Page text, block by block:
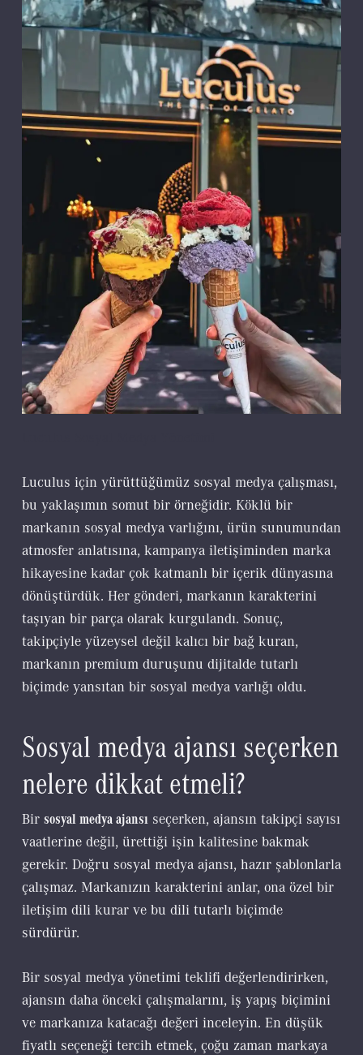
Luculus için yürüttüğümüz sosyal medya çalışması,
bu yaklaşımın somut bir örneğidir. Köklü bir
markanın sosyal medya varlığını, ürün sunumundan
atmosfer anlatısına, kampanya iletişiminden marka
hikayesine kadar çok katmanlı bir içerik dünyasına
dönüştürdük. Her gönderi, markanın karakterini
taşıyan bir parça olarak kurgulandı. Sonuç,
takipçiyle yüzeysel değil kalıcı bir bağ kuran,
markanın premium duruşunu dijitalde tutarlı
biçimde yansıtan bir sosyal medya varlığı oldu.
Sosyal medya ajansı seçerken
nelere dikkat etmeli?
Bir sosyal medya ajansıseçerken, ajansın takipçi sayısı
vaatlerine değil, ürettiği işin kalitesine bakmak
gerekir. Doğru sosyal medya ajansı, hazır şablonlarla
çalışmaz. Markanızın karakterini anlar, ona özel bir
iletişim dili kurar ve bu dili tutarlı biçimde
sürdürür.
Bir sosyal medya yönetimi teklifi değerlendirirken,
ajansın daha önceki çalışmalarını, iş yapış biçimini
ve markanıza katacağı değeri inceleyin. En düşük
fiyatlı seçeneği tercih etmek, çoğu zaman markaya